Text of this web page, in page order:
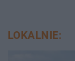
LOKALNIE: